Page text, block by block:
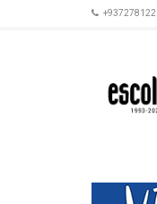
+937278122